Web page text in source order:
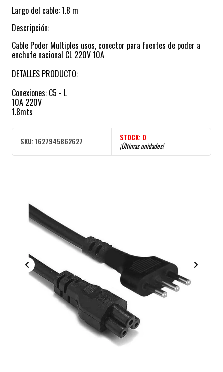
Largo del cable: 1.8 m
Descripción:
Cable Poder Multiples usos, conector para fuentes de poder a
enchufe nacional CL 220V 10A
DETALLES PRODUCTO:
Conexiones: C5 - L
10A 220V
1.8mts
SKU: 1627945862627 STOCK: 0
¡Últimas unidades!